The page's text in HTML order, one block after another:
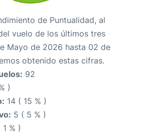
de Puntualidad, al
vuelo de los últimos tres
Mayo de 2026 hasta 02 de
obtenido estas cifras.
92
)
14 ( 15 % )
5 ( 5 % )
1 % )